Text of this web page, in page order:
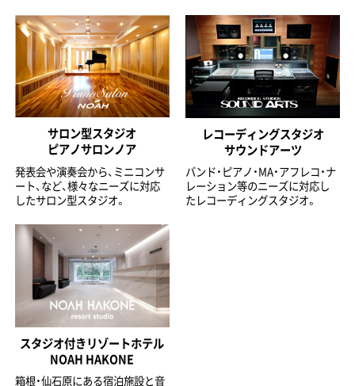
サロン型スタジオ
ピアノサロンノア
発表会や演奏会から、ミニコンサ
ート、など、様々なニーズに対応
したサロン型スタジオ。
レコーディングスタジオ
サウンドアーツ
バンド・ピアノ・MA・アフレコ・ナ
レーション等のニーズに対応し
たレコーディングスタジオ。
スタジオ付きリゾートホテル
NOAH HAKONE
箱根・仙石原にある宿泊施設と音